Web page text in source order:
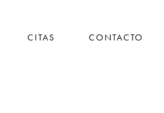
CITAS CONTACTO